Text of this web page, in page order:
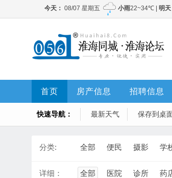
首页 房产信息 招聘信息
快速导航： 最新天气 保存到桌
分类: 全部 便民 摄影 学
详细： 全部 医院 诊所 药